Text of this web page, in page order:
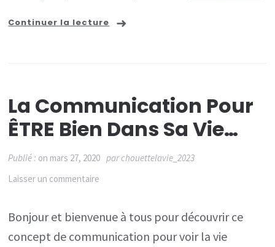
Continuer la lecture
La Communication Pour
ÊTRE Bien Dans Sa Vie…
Publié : on mars 27, 2020 parchouettelavie_2023
Laisser un commentaire
Communication
pour
Bonjour et bienvenue à tous pour découvrir ce
concept de communication pour voir la vie